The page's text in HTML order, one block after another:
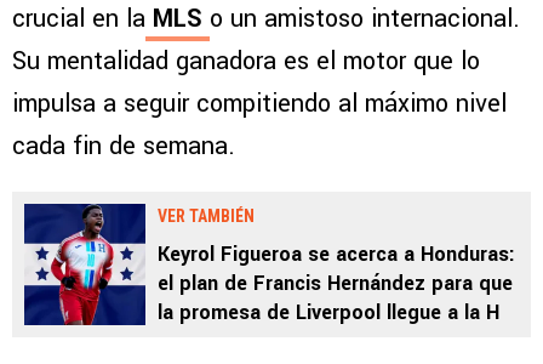
crucial en la MLS o un amistoso internacional.
Su mentalidad ganadora es el motor que lo
impulsa a seguir compitiendo al máximo nivel
cada fin de semana.
VER TAMBIÉN
Keyrol Figueroa se acerca a Honduras:
el plan de Francis Hernández para que
la promesa de Liverpool llegue a la H